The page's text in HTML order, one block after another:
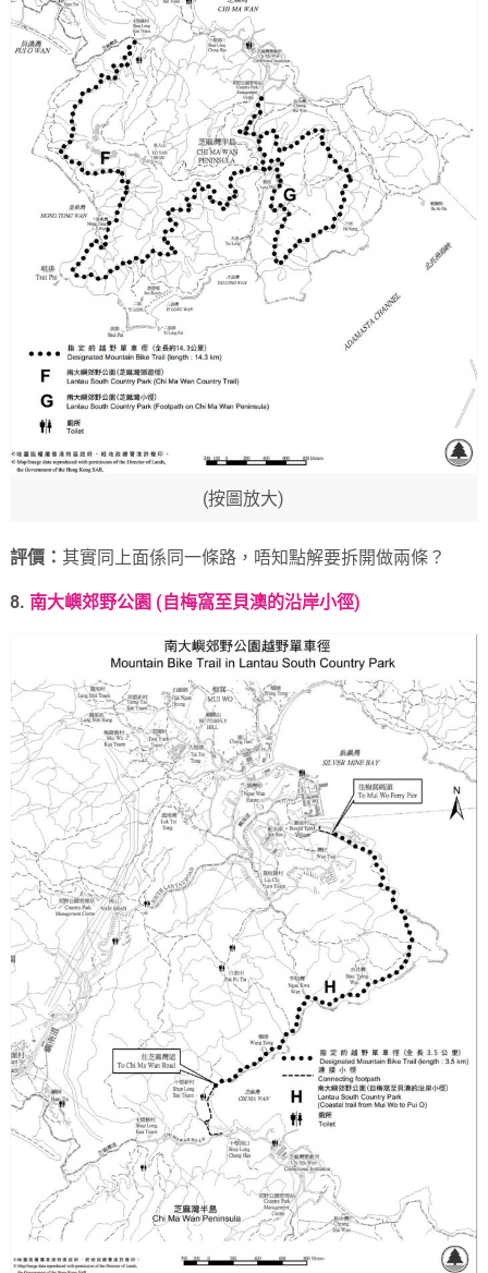
(按圖放大)
評價：其實同上面係同一條路，唔知點解要拆開做兩條？
8. 南大嶼郊野公園 (自梅窩至貝澳的沿岸小徑)